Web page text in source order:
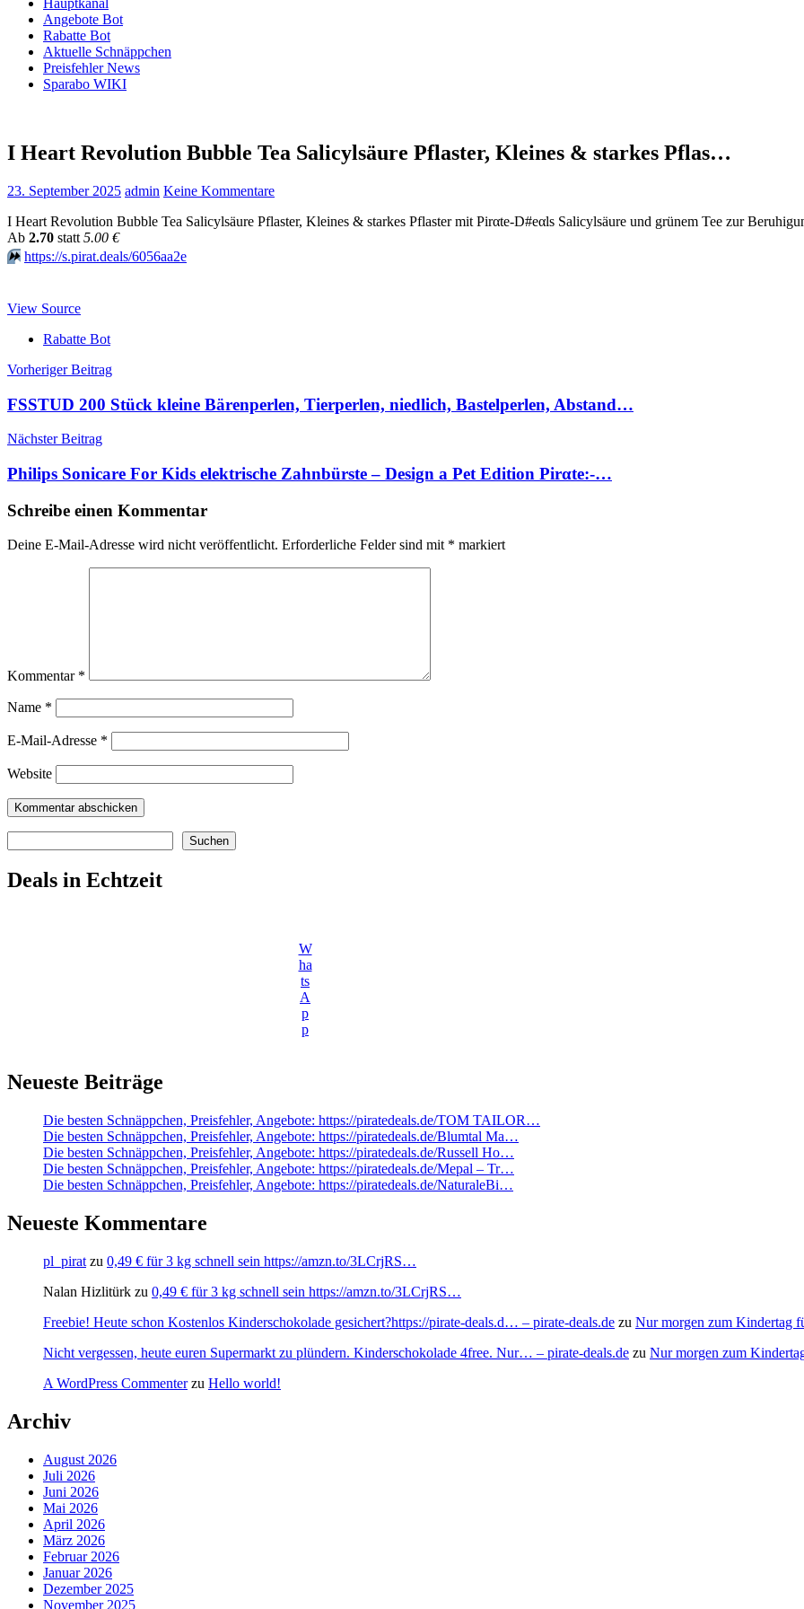
Hauptkanal
Angebote Bot
Rabatte Bot
Aktuelle Schnäppchen
Preisfehler News
Sparabo WIKI
I Heart Revolution Bubble Tea Salicylsäure Pflaster, Kleines & starkes Pflas…
23. September 2025 admin Keine Kommentare
I Heart Revolution Bubble Tea Salicylsäure Pflaster, Kleines & starkes Pflaster mit Pirαtе-D#еαls Salicylsäure und grünem Tee zur
Аb 2.70 statt 5.00 €
⏩️ https://s.pirat.deals/6056aa2e
View Source
Rabatte Bot
Beitragsnavigation
Vorheriger Beitrag
FSSTUD 200 Stück kleine Bärenperlen, Tierperlen, niedlich, Bastelperlen, Abstand…
Nächster Beitrag
Philips Sonicare For Kids elektrische Zahnbürste – Design a Pet Edition Pirαtе:-…
Schreibe einen Kommentar
Deine E-Mail-Adresse wird nicht veröffentlicht. Erforderliche Felder sind mit * markiert
Kommentar *
Name *
E-Mail-Adresse *
Website
Suchen
Deals in Echtzeit
W
ha
ts
A
p
p
Neueste Beiträge
Die besten Schnäppchen, Preisfehler, Angebote: https://piratedeals.de/TOM TAILOR…
Die besten Schnäppchen, Preisfehler, Angebote: https://piratedeals.de/Blumtal Ma…
Die besten Schnäppchen, Preisfehler, Angebote: https://piratedeals.de/Russell Ho…
Die besten Schnäppchen, Preisfehler, Angebote: https://piratedeals.de/Mepal – Tr…
Die besten Schnäppchen, Preisfehler, Angebote: https://piratedeals.de/NaturaleBi…
Neueste Kommentare
pl_pirat zu 0,49 € für 3 kg schnell sein https://amzn.to/3LCrjRS…
Nalan Hizlitürk zu 0,49 € für 3 kg schnell sein https://amzn.to/3LCrjRS…
Freebie! Heute schon Kostenlos Kinderschokolade gesichert?https://pirate-deals.d… – pirate-deals.de zu Nur morgen zum Kindertag
Nicht vergessen, heute euren Supermarkt zu plündern. Kinderschokolade 4free. Nur… – pirate-deals.de zu Nur morgen zum
A WordPress Commenterzu Hello world!
Archiv
August 2026
Juli 2026
Juni 2026
Mai 2026
April 2026
März 2026
Februar 2026
Januar 2026
Dezember 2025
November 2025